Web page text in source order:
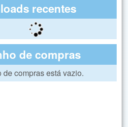
recentes
de compras
de compras está vazio.